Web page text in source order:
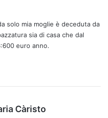
e
t
solo mia moglie è deceduta da
sia di casa che dal
euro anno.
Càristo